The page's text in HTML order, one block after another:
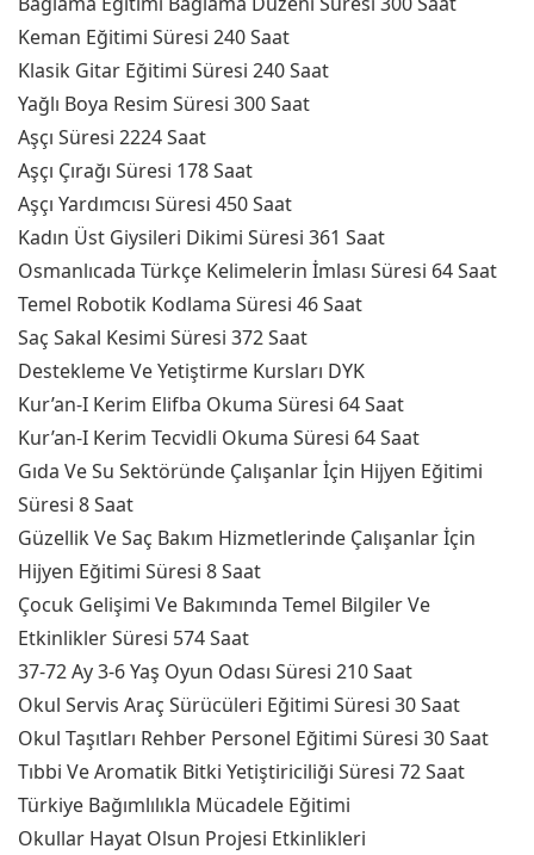
Keman Eğitimi Süresi 240 Saat
Klasik Gitar Eğitimi Süresi 240 Saat
Yağlı Boya Resim Süresi 300 Saat
Aşçı Süresi 2224 Saat
Aşçı Çırağı Süresi 178 Saat
Aşçı Yardımcısı Süresi 450 Saat
Kadın Üst Giysileri Dikimi Süresi 361 Saat
Osmanlıcada Türkçe Kelimelerin İmlası Süresi 64 Saat
Temel Robotik Kodlama Süresi 46 Saat
Saç Sakal Kesimi Süresi 372 Saat
Destekleme Ve Yetiştirme Kursları DYK
Kur’an-I Kerim Elifba Okuma Süresi 64 Saat
Kur’an-I Kerim Tecvidli Okuma Süresi 64 Saat
Gıda Ve Su Sektöründe Çalışanlar İçin Hijyen Eğitimi
Süresi 8 Saat
Güzellik Ve Saç Bakım Hizmetlerinde Çalışanlar İçin
Hijyen Eğitimi Süresi 8 Saat
Çocuk Gelişimi Ve Bakımında Temel Bilgiler Ve
Etkinlikler Süresi 574 Saat
37-72 Ay 3-6 Yaş Oyun Odası Süresi 210 Saat
Okul Servis Araç Sürücüleri Eğitimi Süresi 30 Saat
Okul Taşıtları Rehber Personel Eğitimi Süresi 30 Saat
Tıbbi Ve Aromatik Bitki Yetiştiriciliği Süresi 72 Saat
Türkiye Bağımlılıkla Mücadele Eğitimi
Okullar Hayat Olsun Projesi Etkinlikleri